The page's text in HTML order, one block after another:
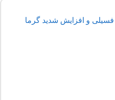
و افزایش شدید گرما